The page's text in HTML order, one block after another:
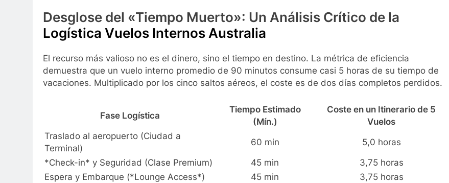
Desglose del «Tiempo Muerto»: Un Análisis Crítico de la
Logística Vuelos Internos Australia
El recurso más valioso no es el dinero, sino el tiempo en destino. La métrica de eficiencia
demuestra que un vuelo interno promedio de 90 minutos consume casi 5 horas de su tiempo de
vacaciones. Multiplicado por los cinco saltos aéreos, el coste es de dos días completos perdidos.
Fase Logística
Tiempo Estimado
(Mín.)
Coste en un Itinerario de 5
Vuelos
Traslado al aeropuerto (Ciudad a
Terminal)
60 min
5,0 horas
*Check-in* y Seguridad (Clase Premium)
45 min
3,75 horas
Espera y Embarque (*Lounge Access*)
45 min
3,75 horas